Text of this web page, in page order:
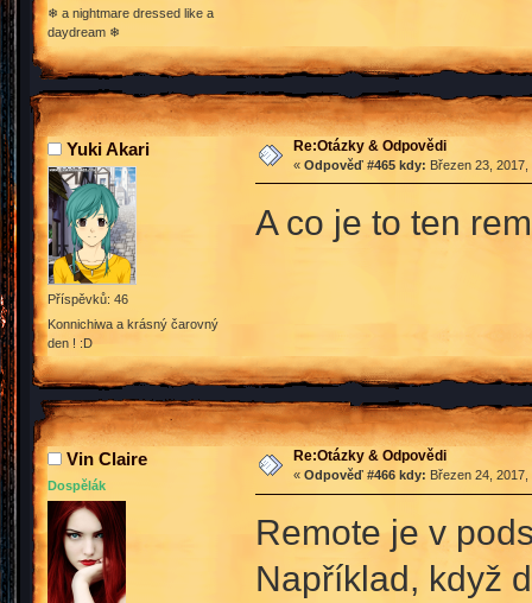
❄ a nightmare dressed like a
daydream ❄
Yuki Akari
Příspěvků: 46
Konnichiwa a krásný čarovný
den ! :D
Re:Otázky & Odpovědi
« Odpověď #465 kdy: Březen 23,
A co je to ten
Vin Claire
Dospělák
Re:Otázky & Odpovědi
« Odpověď #466 kdy: Březen 24,
Remote je v
Například, když